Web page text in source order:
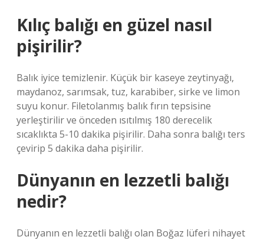
Kılıç balığı en güzel nasıl
pişirilir?
Balık iyice temizlenir. Küçük bir kaseye zeytinyağı,
maydanoz, sarımsak, tuz, karabiber, sirke ve limon
suyu konur. Filetolanmış balık fırın tepsisine
yerleştirilir ve önceden ısıtılmış 180 derecelik
sıcaklıkta 5-10 dakika pişirilir. Daha sonra balığı ters
çevirip 5 dakika daha pişirilir.
Dünyanın en lezzetli balığı
nedir?
Dünyanın en lezzetli balığı olan Boğaz lüferi nihayet